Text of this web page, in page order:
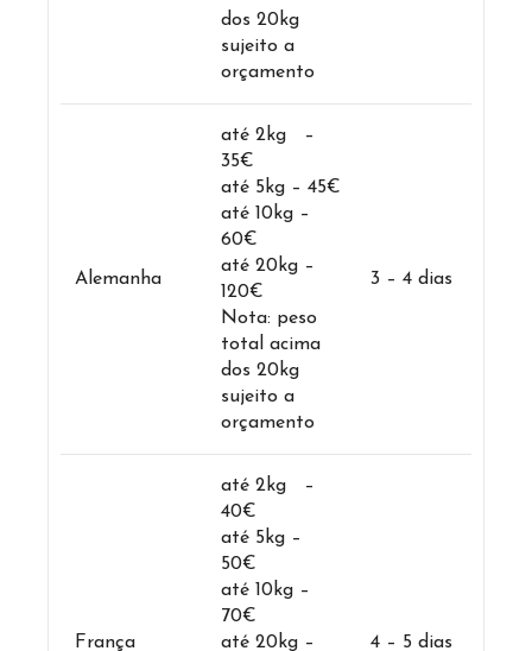
dos 20kg
sujeito a
orçamento
Alemanha
até 2kg –
35€
até 5kg – 45€
até 10kg –
60€
até 20kg –
120€
Nota: peso
total acima
dos 20kg
sujeito a
orçamento
3 – 4 dias
França
até 2kg –
40€
até 5kg –
50€
até 10kg –
70€
até 20kg –
4 – 5 dias